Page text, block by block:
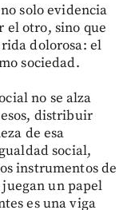
solo evidencia
el otro, sino que
dolorosa: el
sociedad.
no se alza
distribuir
de esa
social,
instrumentos de
un papel
es una viga